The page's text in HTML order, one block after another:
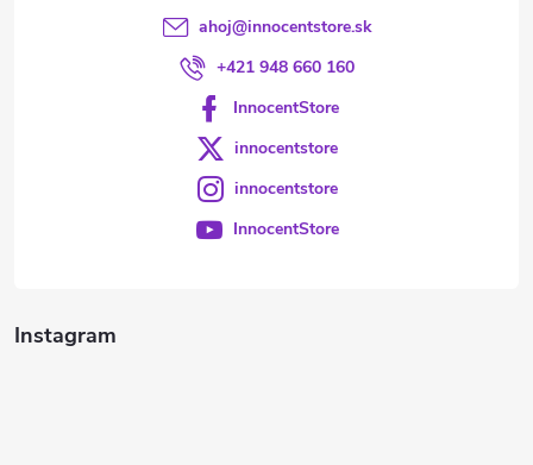
Instagram
ahoj@innocentstore.sk
+421 948 660 160
InnocentStore
innocentstore
innocentstore
InnocentStore